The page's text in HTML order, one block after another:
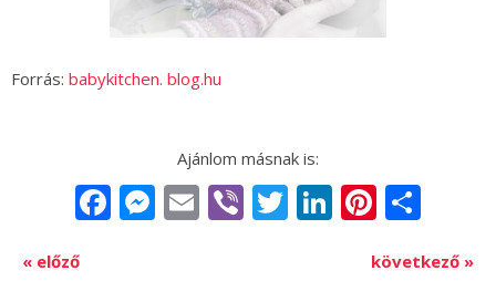
Forrás: babykitchen. blog.hu
Facebook
Messenger
EmailViberTwitter
LinkedIn
« előző következő »